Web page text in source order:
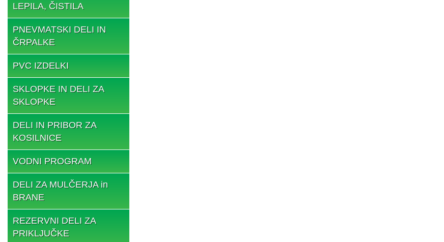
LEPILA, ČISTILA
PNEVMATSKI DELI IN
ČRPALKE
PVC IZDELKI
SKLOPKE IN DELI ZA
SKLOPKE
DELI IN PRIBOR ZA
KOSILNICE
VODNI PROGRAM
DELI ZA MULČERJA in
BRANE
REZERVNI DELI ZA
PRIKLJUČKE